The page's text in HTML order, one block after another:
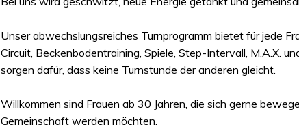
Unser abwechslungsreiches Turnprogramm bietet für jede
Circuit, Beckenbodentraining, Spiele, Step-Intervall, M.A.X.
sorgen dafür, dass keine Turnstunde der anderen gleicht.
Willkommen sind Frauen ab 30 Jahren, die sich gerne
Gemeinschaft werden möchten.